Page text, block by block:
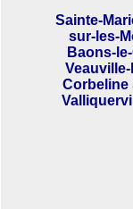
Sainte-
sur-les-
Baons-
Corbeline